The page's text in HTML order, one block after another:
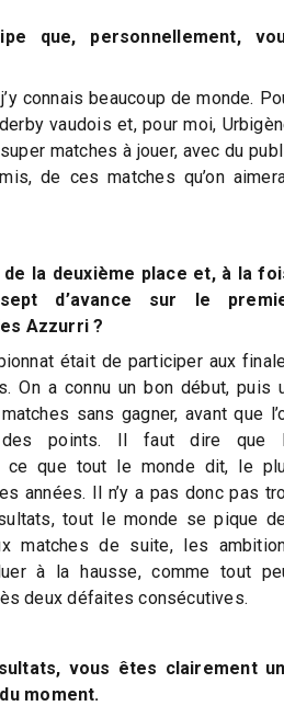
que, personnellement,
connais beaucoup de monde.
vaudois et, pour moi,
matches à jouer, avec du
de ces matches qu’on
la deuxième place et, à la
d’avance sur le
Azzurri ?
était de participer aux
On a connu un bon début, puis
sans gagner, avant que
des points. Il faut dire que
ce que tout le monde dit, le
années. Il n’y a pas donc pas
tout le monde se pique
matches de suite, les
à la hausse, comme tout
deux défaites consécutives.
vous êtes clairement
moment.